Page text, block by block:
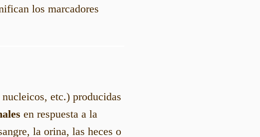
los marcadores
etc.) producidas
en respuesta a la
la orina, las heces o